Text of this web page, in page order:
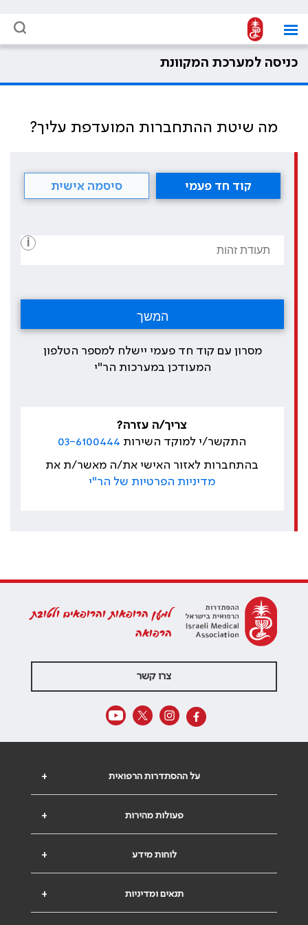
כניסה למערכת המקוונת
מה שיטת ההתחברות המועדפת עליך?
קוד חד פעמי סיסמה אישית
i
מסרון עם קוד חד פעמי יישלח למספר הטלפון
המעודכן במערכות הר"י
צריך/ה עזרה?
התקשר/י למוקד השירות 03-6100444
בהתחברות לאזור האישי את/ה מאשר/ת את
מדיניות הפרטיות של הר"י
למען הרופאות והרופאים ולטובת
הרפואה
צרו קשר
+ על ההסתדרות הרפואית
+ פעולות מהירות
+ לוחות מידע
+ תנאים ומדיניות